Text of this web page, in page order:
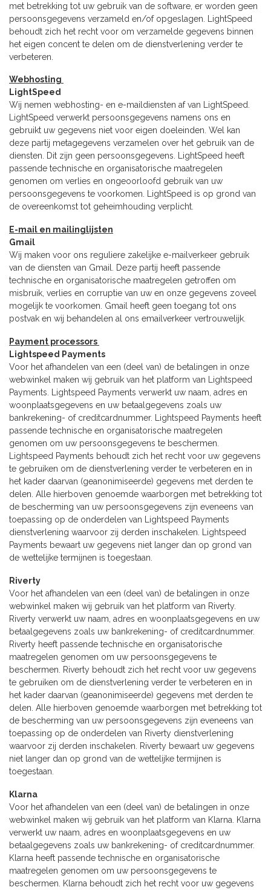
met betrekking tot uw gebruik van de software, er worden geen
persoonsgegevens verzameld en/of opgeslagen. LightSpeed
behoudt zich het recht voor om verzamelde gegevens binnen
het eigen concent te delen om de dienstverlening verder te
verbeteren.
Webhosting
LightSpeed
Wij nemen webhosting- en e-maildiensten af van LightSpeed.
LightSpeed verwerkt persoonsgegevens namens ons en
gebruikt uw gegevens niet voor eigen doeleinden. Wel kan
deze partij metagegevens verzamelen over het gebruik van de
diensten. Dit zijn geen persoonsgegevens. LightSpeed heeft
passende technische en organisatorische maatregelen
genomen om verlies en ongeoorloofd gebruik van uw
persoonsgegevens te voorkomen. LightSpeed is op grond van
de overeenkomst tot geheimhouding verplicht.
E-mail en mailinglijsten
Gmail
Wij maken voor ons reguliere zakelijke e-mailverkeer gebruik
van de diensten van Gmail. Deze partij heeft passende
technische en organisatorische maatregelen getroffen om
misbruik, verlies en corruptie van uw en onze gegevens zoveel
mogelijk te voorkomen. Gmail heeft geen toegang tot ons
postvak en wij behandelen al ons emailverkeer vertrouwelijk.
Payment processors
Lightspeed Payments
Voor het afhandelen van een (deel van) de betalingen in onze
webwinkel maken wij gebruik van het platform van Lightspeed
Payments. Lightspeed Payments verwerkt uw naam, adres en
woonplaatsgegevens en uw betaalgegevens zoals uw
bankrekening- of creditcardnummer. Lightspeed Payments heeft
passende technische en organisatorische maatregelen
genomen om uw persoonsgegevens te beschermen.
Lightspeed Payments behoudt zich het recht voor uw gegevens
te gebruiken om de dienstverlening verder te verbeteren en in
het kader daarvan (geanonimiseerde) gegevens met derden te
delen. Alle hierboven genoemde waarborgen met betrekking tot
de bescherming van uw persoonsgegevens zijn eveneens van
toepassing op de onderdelen van Lightspeed Payments
dienstverlening waarvoor zij derden inschakelen. Lightspeed
Payments bewaart uw gegevens niet langer dan op grond van
de wettelijke termijnen is toegestaan.
Riverty
Voor het afhandelen van een (deel van) de betalingen in onze
webwinkel maken wij gebruik van het platform van Riverty.
Riverty verwerkt uw naam, adres en woonplaatsgegevens en uw
betaalgegevens zoals uw bankrekening- of creditcardnummer.
Riverty heeft passende technische en organisatorische
maatregelen genomen om uw persoonsgegevens te
beschermen. Riverty behoudt zich het recht voor uw gegevens
te gebruiken om de dienstverlening verder te verbeteren en in
het kader daarvan (geanonimiseerde) gegevens met derden te
delen. Alle hierboven genoemde waarborgen met betrekking tot
de bescherming van uw persoonsgegevens zijn eveneens van
toepassing op de onderdelen van Riverty dienstverlening
waarvoor zij derden inschakelen. Riverty bewaart uw gegevens
niet langer dan op grond van de wettelijke termijnen is
toegestaan.
Klarna
Voor het afhandelen van een (deel van) de betalingen in onze
webwinkel maken wij gebruik van het platform van Klarna. Klarna
verwerkt uw naam, adres en woonplaatsgegevens en uw
betaalgegevens zoals uw bankrekening- of creditcardnummer.
Klarna heeft passende technische en organisatorische
maatregelen genomen om uw persoonsgegevens te
beschermen. Klarna behoudt zich het recht voor uw gegevens